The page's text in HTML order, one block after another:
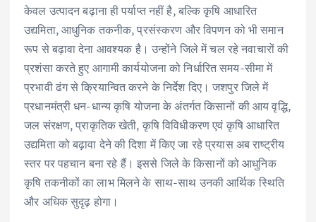
केवल उत्पादन बढ़ाना ही पर्याप्त नहीं है, बल्कि कृषि आधारित
उद्यमिता, आधुनिक तकनीक, प्रसंस्करण और विपणन को भी समान
रूप से बढ़ावा देना आवश्यक है। उन्होंने जिले में चल रहे नवाचारों की
प्रशंसा करते हुए आगामी कार्ययोजना को निर्धारित समय-सीमा में
प्रभावी ढंग से क्रियान्वित करने के निर्देश दिए। जशपुर जिले में
प्रधानमंत्री धन-धान्य कृषि योजना के अंतर्गत किसानों की आय वृद्धि,
जल संरक्षण, प्राकृतिक खेती, कृषि विविधीकरण एवं कृषि आधारित
उद्यमिता को बढ़ावा देने की दिशा में किए जा रहे प्रयास अब राष्ट्रीय
स्तर पर पहचान बना रहे हैं। इससे जिले के किसानों को आधुनिक
कृषि तकनीकों का लाभ मिलने के साथ-साथ उनकी आर्थिक स्थिति
और अधिक सुदृढ़ होगा।